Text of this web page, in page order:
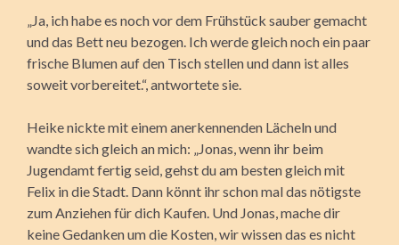
„Ja, ich habe es noch vor dem Frühstück sauber gemacht
und das Bett neu bezogen. Ich werde gleich noch ein paar
frische Blumen auf den Tisch stellen und dann ist alles
soweit vorbereitet.“, antwortete sie.
Heike nickte mit einem anerkennenden Lächeln und
wandte sich gleich an mich: „Jonas, wenn ihr beim
Jugendamt fertig seid, gehst du am besten gleich mit
Felix in die Stadt. Dann könnt ihr schon mal das nötigste
zum Anziehen für dich Kaufen. Und Jonas, mache dir
keine Gedanken um die Kosten, wir wissen das es nicht